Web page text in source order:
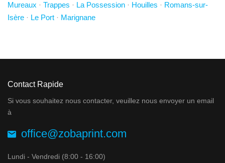
Mureaux · Trappes · La Possession · Houilles · Romans-sur-
Isère · Le Port · Marignane
Contact Rapide
Si vous souhaitez nous contacter, veuillez nous envoyer un email
à
office@zobaprint.com
Lundi - Vendredi (8:00 - 16:00)